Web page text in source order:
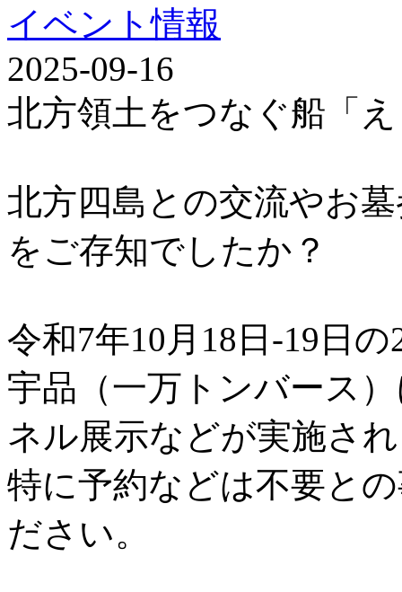
イベント情報
2025-09-16
北方領土をつなぐ船「
北方四島との交流やお
をご存知でしたか？
令和7年10月18日-19日の
宇品（一万トンバース
ネル展示などが実施さ
特に予約などは不要と
ださい。